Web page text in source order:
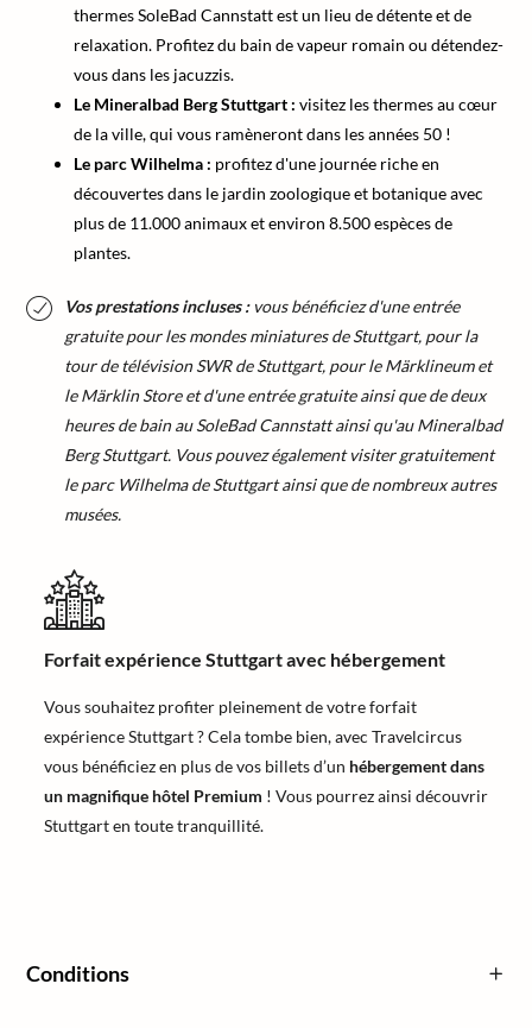
thermes SoleBad Cannstatt est un lieu de détente et de
relaxation. Profitez du bain de vapeur romain ou détendez-
vous dans les jacuzzis.
Le Mineralbad Berg Stuttgart : visitez les thermes au cœur
de la ville, qui vous ramèneront dans les années 50 !
Le parc Wilhelma : profitez d'une journée riche en
découvertes dans le jardin zoologique et botanique avec
plus de 11.000 animaux et environ 8.500 espèces de
plantes.
Vos prestations incluses :vous bénéficiez d'une entrée
gratuite pour les mondes miniatures de Stuttgart, pour la
tour de télévision SWR de Stuttgart, pour le Märklineum et
le Märklin Store et d'une entrée gratuite ainsi que de deux
heures de bain au SoleBad Cannstatt ainsi qu'au Mineralbad
Berg Stuttgart. Vous pouvez également visiter gratuitement
le parc Wilhelma de Stuttgart ainsi que de nombreux autres
musées.
Forfait expérience Stuttgart avec hébergement
Vous souhaitez profiter pleinement de votre forfait
expérience Stuttgart ? Cela tombe bien, avec Travelcircus
vous bénéficiez en plus de vos billets d’un hébergement dans
un magnifique hôtel Premium ! Vous pourrez ainsi découvrir
Stuttgart en toute tranquillité.
Conditions